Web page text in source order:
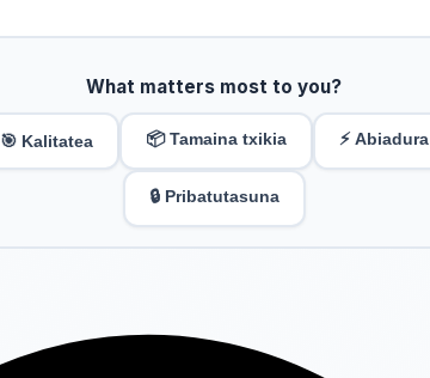
What matters most to you?
🎯 Kalitatea 📦 Tamaina txikia ⚡ Abiadura
🔒 Pribatutasuna